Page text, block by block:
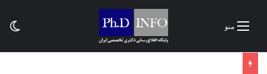
منو